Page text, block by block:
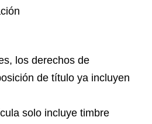
los derechos de
de título ya incluyen
solo incluye timbre